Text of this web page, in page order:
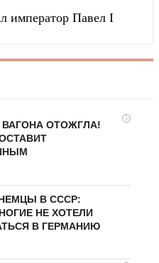
император Павел I
i
ВАГОНА ОТОЖГЛА!
В СССР:
НЕ ХОТЕЛИ
В ГЕРМАНИЮ